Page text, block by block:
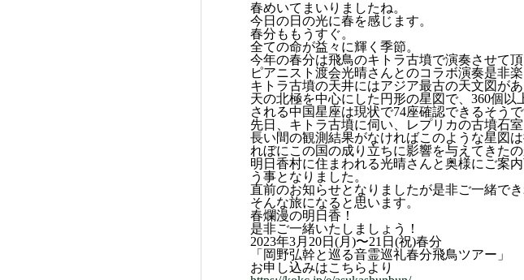
春めいてまいりましたね。
今日の日の光に春を感じます。
春分ももうすぐ。
全ての命が益々に輝く季節。
今年の春分は飛鳥のキトラ古墳で演奏させて頂
ピアニスト渡会光晴さんとのコラボ演奏是非
キトラ古墳の天井にはアジア最古の天文図が
天の北極を中心にした円形の星図で、360個
される中国星座は現状で74座確認できるそうで
先日、キトラ古墳に伺い、レプリカの古墳石
長い間の観測結果がなければこのような星図
れぼにこの国の成り立ちに影響を与えてきたの
明日香村に住まわれる光晴さんと奥様にご案
う事となりました。
直前のお知らせとなりましたが是非ご一緒で
そんな旅になると思います。
春爛漫の明日香！
是非ご一緒いたしましょう！
2023年3月20日(月)〜21日(祝)春分
「岡野弘幹と巡る音霊巡礼春分飛鳥ツアー」
お申し込みはこちらより